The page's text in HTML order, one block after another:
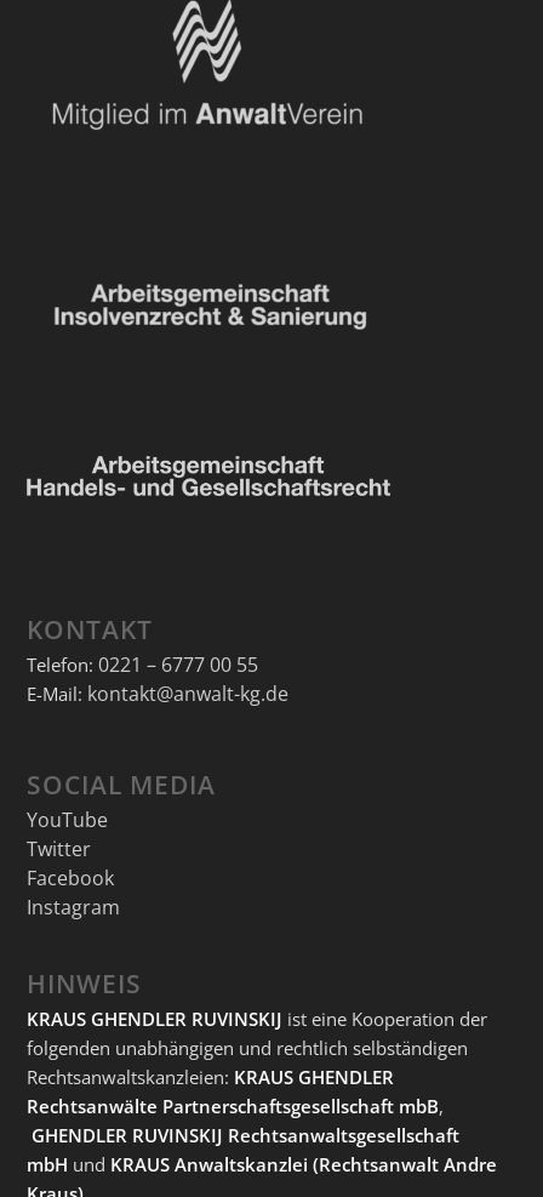
KONTAKT
Telefon: 0221 – 6777 00 55
E-Mail: kontakt@anwalt-kg.de
SOCIAL MEDIA
YouTube
Twitter
Facebook
Instagram
HINWEIS
KRAUS GHENDLER RUVINSKIJ ist eine Kooperation der
folgenden unabhängigen und rechtlich selbständigen
Rechtsanwaltskanzleien: KRAUS GHENDLER
Rechtsanwälte Partnerschaftsgesellschaft mbB,
GHENDLER RUVINSKIJ Rechtsanwaltsgesellschaft
mbH und KRAUS Anwaltskanzlei (Rechtsanwalt Andre